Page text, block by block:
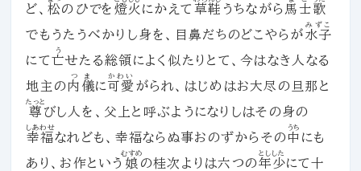
ど、 松の ひでを 燈火 にかえて 草鞋 うちながら馬士歌
でもうたうべかりし身を、目鼻だちのどこやらが水子
みずこ
にて亡
う
せたる総領によく似たりとて、今はなき人なる
地主の 内儀
つま
に可愛
かわい
がられ、はじめはお大尽の旦那と
尊
たっと
びし人を、父上と呼ぶようになりしはその身の
幸福
しあわせ
なれども、幸福ならぬ事おのずからその 中
うち
にも
あり、お作という 娘
むすめ
の桂次よりは六つの年少
としした
にて十